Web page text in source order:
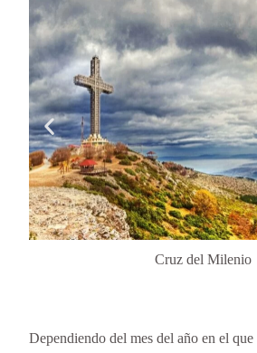
Cruz del Milenio
Dependiendo del mes del año en el